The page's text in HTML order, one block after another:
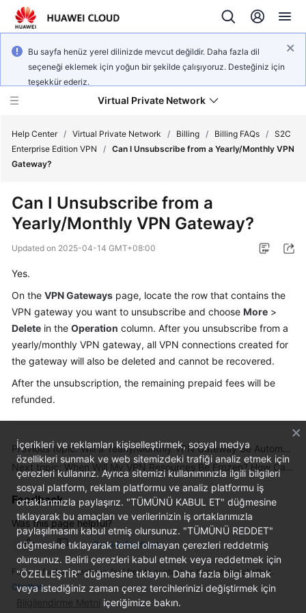
Bu sayfa henüz yerel dilinizde mevcut değildir. Daha fazla dil
seçeneği eklemek için yoğun bir şekilde çalışıyoruz. Desteğiniz için
teşekkür ederiz.
Virtual Private Network
Service
Billing
Getting
Started
User
Guide
Administrator
Best
Practices
Troubleshooting
FAQs
API
Reference
More
Help Center / Virtual Private Network / Billing / Billing FAQs / S2C
Enterprise Edition VPN
/ Can I Unsubscribe from a Yearly/Monthly VPN
Gateway?
Can I Unsubscribe from a
Yearly/Monthly VPN Gateway?
Updated on 2025-04-14 GMT+08:00
Yes.
On the VPN Gateways page, locate the row that contains the
VPN gateway you want to unsubscribe and choose More >
Delete in the Operation column. After you unsubscribe from a
yearly/monthly VPN gateway, all VPN connections created for
the gateway will also be deleted and cannot be recovered.
After the unsubscription, the remaining prepaid fees will be
refunded.
Feedback
Was this page helpful?
Provide feedback
For any further questions, feel free to contact us through the chatbot.
Chatbot
İçerikleri ve reklamları kişiselleştirmek, sosyal medya
özellikleri sunmak ve web sitemizdeki trafiği analiz etmek için
çerezleri kullanırız. Ayrıca sitemizi kullanımınızla ilgili bilgileri
sosyal platform, reklam platformu ve analiz platformu iş
ortaklarımızla paylaşırız. "TÜMÜNÜ KABUL ET" düğmesine
tıklayarak bu amaçları ve verilerinizin iş ortaklarımızla
paylaşılmasını kabul etmiş olursunuz. "TÜMÜNÜ REDDET"
düğmesine tıklayarak temel olmayan çerezleri reddetmiş
olursunuz. Belirli çerezleri kabul etmek veya reddetmek için
"ÖZELLEŞTİR" düğmesine tıklayın. Daha fazla bilgi almak
veya istediğiniz zaman çerez tercihlerinizi değiştirmek için
Bilgilendirme Metni içeriğimize bakın.